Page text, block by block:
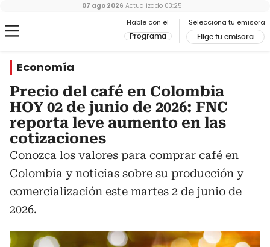
Hable con el
Programa
Selecciona tu emisora
Elige tu emisora
07 ago 2026 Actualizado 03:25
Economía
Precio del café en Colombia
HOY 02 de junio de 2026: FNC
reporta leve aumento en las
cotizaciones
Conozca los valores para comprar café en
Colombia y noticias sobre su producción y
comercialización este martes 2 de junio de
2026.